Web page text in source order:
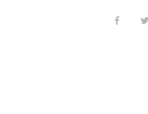
Share